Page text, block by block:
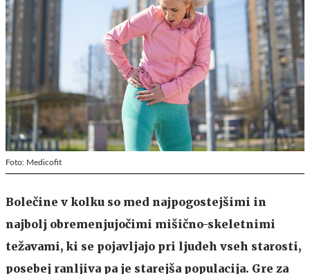
Foto: Medicofit
Bolečine v kolku so med najpogostejšimi in
najbolj obremenjujočimi mišično-skeletnimi
težavami, ki se pojavljajo pri ljudeh vseh starosti,
posebej ranljiva pa je starejša populacija. Gre za